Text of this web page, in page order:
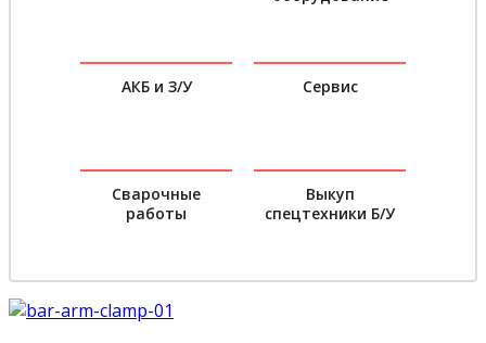
АКБ и З/У Сервис
Сварочные
работы
Выкуп
спецтехники Б/У